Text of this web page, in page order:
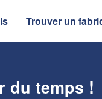
Trouver un
du temps !